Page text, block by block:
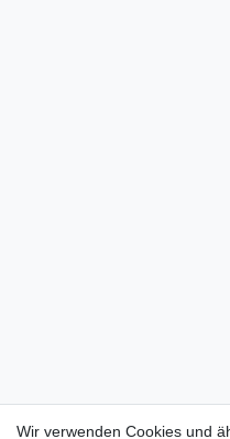
Wir verwenden Cookies und